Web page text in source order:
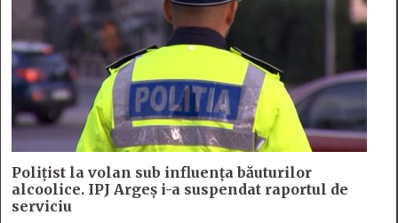
Polițist la volan sub influența băuturilor
alcoolice. IPJ Argeș i-a suspendat raportul de
serviciu